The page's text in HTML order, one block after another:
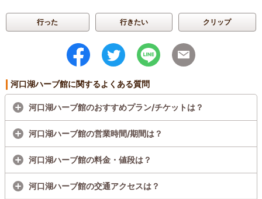
行った 行きたい クリップ
河口湖ハーブ館に関するよくある質問
河口湖ハーブ館のおすすめプラン/チケットは？
河口湖ハーブ館の営業時間/期間は？
河口湖ハーブ館の料金・値段は？
河口湖ハーブ館の交通アクセスは？